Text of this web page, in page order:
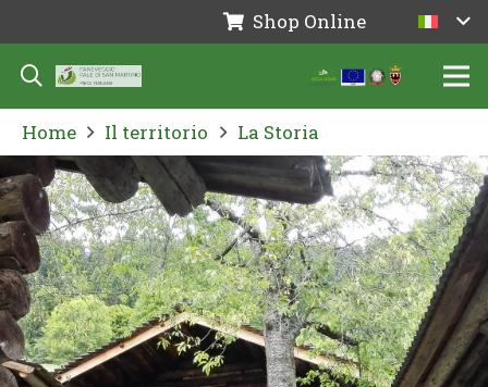
Shop Online
Home Il territorio La Storia